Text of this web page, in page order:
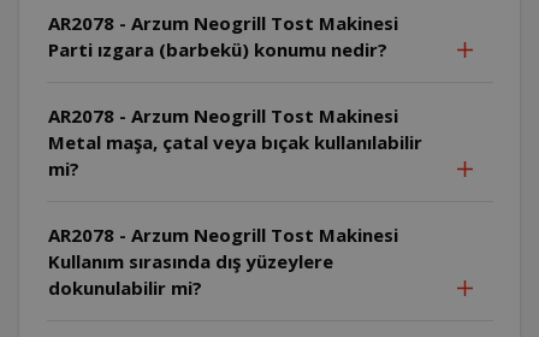
AR2078 - Arzum Neogrill Tost Makinesi
Parti ızgara (barbekü) konumu nedir?
AR2078 - Arzum Neogrill Tost Makinesi
Metal maşa, çatal veya bıçak kullanılabilir
mi?
AR2078 - Arzum Neogrill Tost Makinesi
Kullanım sırasında dış yüzeylere
dokunulabilir mi?